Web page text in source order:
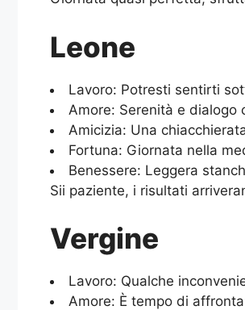
Leone
Lavoro: Potresti sentirti
Amore: Serenità e
Amicizia: Una
Fortuna: Giornata nella
Benessere: Leggera
Sii paziente, i risultati
Vergine
Lavoro: Qualche
Amore: È tempo di